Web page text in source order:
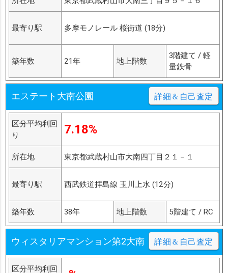
最寄り駅 多摩モノレール 桜街道 (18分)
築年数 21年 地上階数
3階建て / 軽
量鉄骨
エステート大南公園 詳細＆自己査定
区分平均利回
り
7.18%
所在地 東京都武蔵村山市大南四丁目２１－１
最寄り駅 西武鉄道拝島線 玉川上水 (12分)
築年数 38年 地上階数 5階建て / RC
ウィスタリアマンション第2大南 詳細＆自己査定
区分平均利回